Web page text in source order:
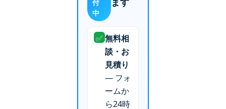
付
中
✅ 無料相
談・お
見積り
— フォ
ームか
ら24時